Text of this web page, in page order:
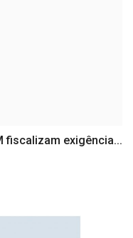
fiscalizam exigência...